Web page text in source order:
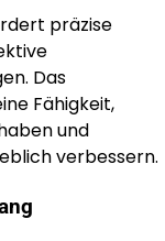
präzise
Das
Fähigkeit,
und
verbessern.